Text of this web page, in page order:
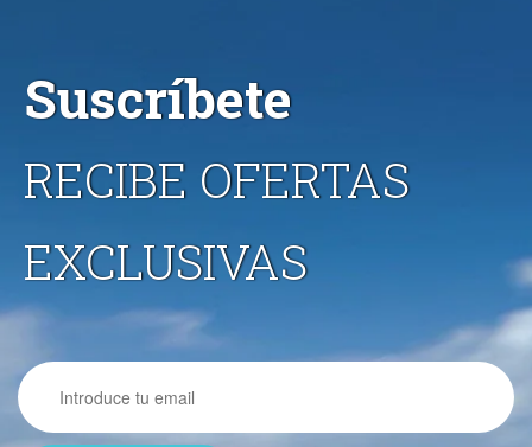
Suscríbete
RECIBE OFERTAS
EXCLUSIVAS
Email